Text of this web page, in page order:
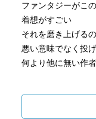
ファンタジーがこ
着想がすごい
それを磨き上げる
悪い意味でなく投
何より他に無い作